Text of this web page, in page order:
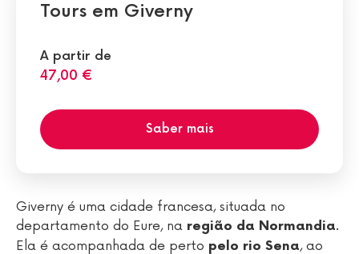
Tours em Giverny
A partir de
47,00 €
Saber mais
Giverny é uma cidade francesa, situada no
departamento do Eure, na região da Normandia.
Ela é acompanhada de perto pelo rio Sena, ao